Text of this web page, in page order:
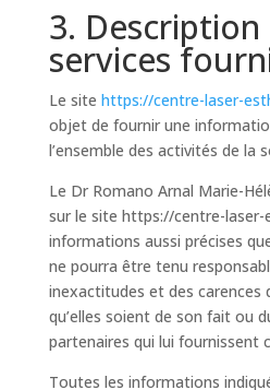
3. Description
services
Le site https://centre-laser-
objet de fournir une
l’ensemble des activités de la
Le Dr Romano Arnal Marie-
sur le site https://centre-laser-
informations aussi précises
ne pourra être tenu
inexactitudes et des carences
qu’elles soient de son fait ou
partenaires qui lui fournissent
Toutes les informations